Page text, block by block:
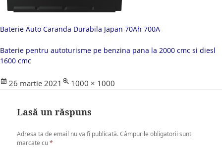
Baterie Auto Caranda Durabila Japan 70Ah 700A
Baterie pentru autoturisme pe benzina pana la 2000 cmc si diesl
1600 cmc
Posted
26 martie 2021
Full
1000 × 1000
Lasă un răspuns
Adresa ta de email nu va fi publicată. Câmpurile obligatorii sunt
marcate cu*